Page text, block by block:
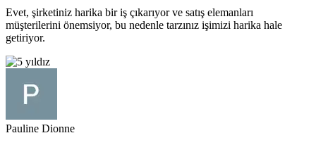
Evet, şirketiniz harika bir iş çıkarıyor ve satış elemanları
müşterilerini önemsiyor, bu nedenle tarzınız işimizi harika hale
getiriyor.
Pauline Dionne